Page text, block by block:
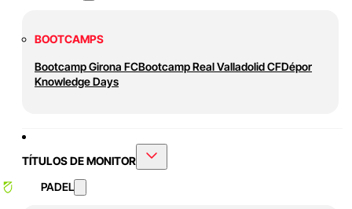
BOOTCAMPS
Bootcamp Girona FCBootcamp Real Valladolid CFDépor
Knowledge Days
TÍTULOS DE MONITOR
PADEL